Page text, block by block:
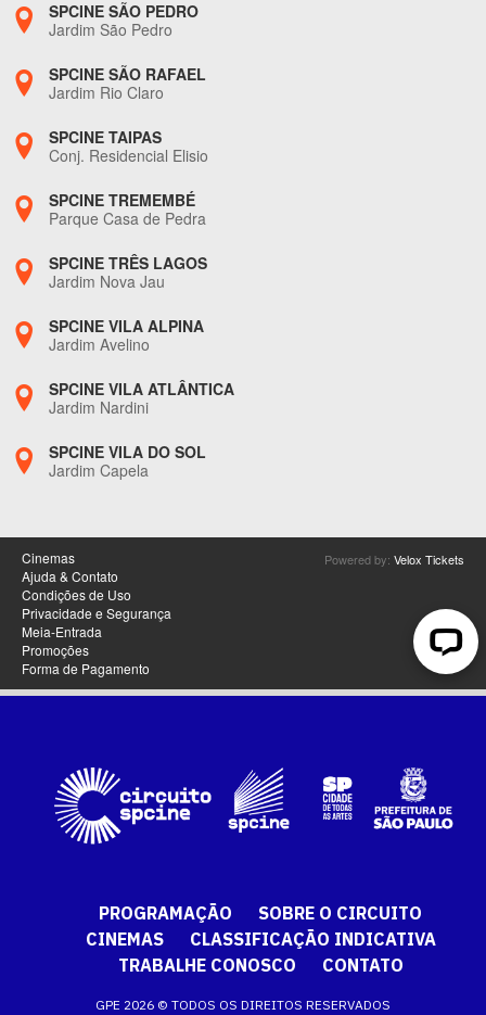
PROGRAMAÇÃO
SOBRE O CIRCUITO
CINEMAS
CLASSIFICAÇÃO INDICATIVA
TRABALHE CONOSCO
CONTATO
GPE 2026 © TODOS OS DIREITOS RESERVADOS